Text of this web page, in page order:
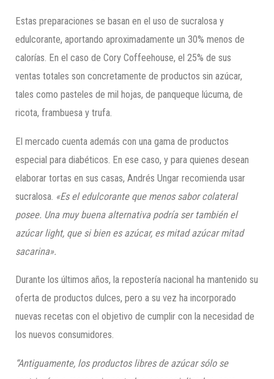
Estas preparaciones se basan en el uso de sucralosa y
edulcorante, aportando aproximadamente un 30% menos de
calorías. En el caso de Cory Coffeehouse, el 25% de sus
ventas totales son concretamente de productos sin azúcar,
tales como pasteles de mil hojas, de panqueque lúcuma, de
ricota, frambuesa y trufa.
El mercado cuenta además con una gama de productos
especial para diabéticos. En ese caso, y para quienes desean
elaborar tortas en sus casas, Andrés Ungar recomienda usar
sucralosa. «Es el edulcorante que menos sabor colateral
posee. Una muy buena alternativa podría ser también el
azúcar light, que si bien es azúcar, es mitad azúcar mitad
sacarina».
Durante los últimos años, la repostería nacional ha mantenido su
oferta de productos dulces, pero a su vez ha incorporado
nuevas recetas con el objetivo de cumplir con la necesidad de
los nuevos consumidores.
“Antiguamente, los productos libres de azúcar sólo se